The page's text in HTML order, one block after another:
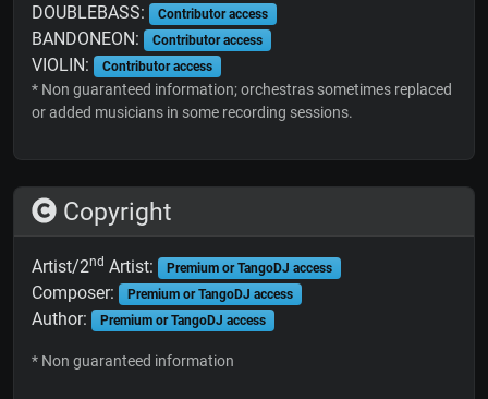
DOUBLEBASS: Contributor access
BANDONEON: Contributor access
VIOLIN: Contributor access
* Non guaranteed information; orchestras sometimes replaced
or added musicians in some recording sessions.
Copyright
Artist/2nd Artist: Premium or TangoDJ access
Composer: Premium or TangoDJ access
Author: Premium or TangoDJ access
* Non guaranteed information